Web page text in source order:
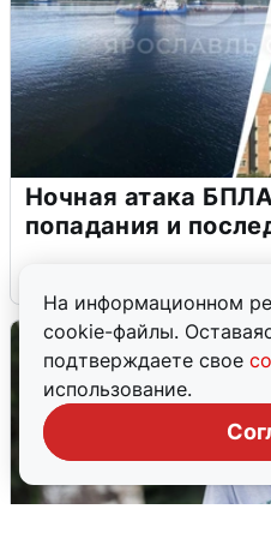
На информационном
cookie-файлы.
подтверждаете свое
использование.
Ночная атака
попадания и